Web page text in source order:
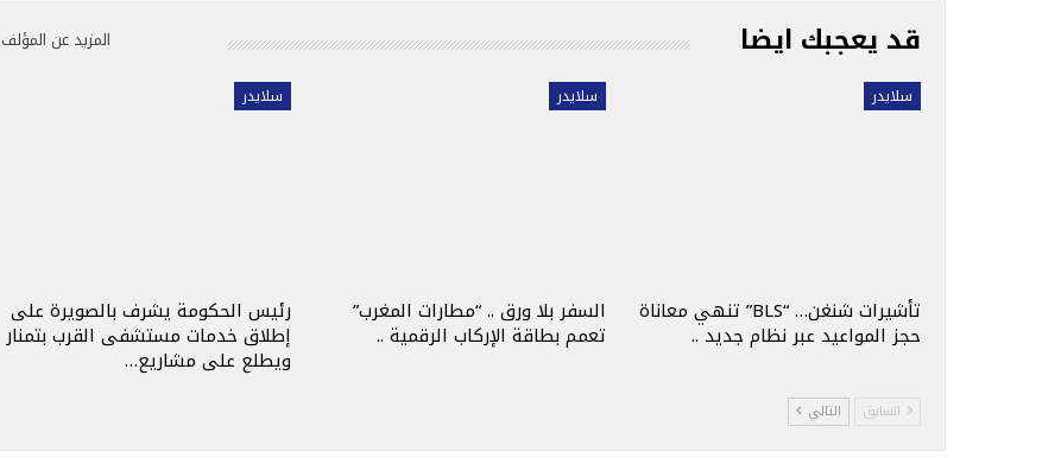
قد يعجبك ايضا المزيد عن المؤلف
سلايدر
تأشيرات شنغن… “BLS” تنهي معاناة
حجز المواعيد عبر نظام جديد ..
سلايدر
السفر بلا ورق .. “مطارات المغرب”
تعمم بطاقة الإركاب الرقمية ..
سلايدر
رئيس الحكومة يشرف بالصويرة على
إطلاق خدمات مستشفى القرب بتمنار
ويطلع على مشاريع…
السابق التالي